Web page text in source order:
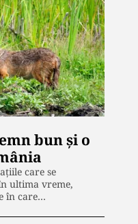
bun și o
care se
ultima vreme,
în care…